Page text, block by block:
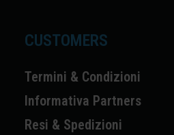
CUSTOMERS
Termini & Condizioni
Informativa Partners
Resi & Spedizioni